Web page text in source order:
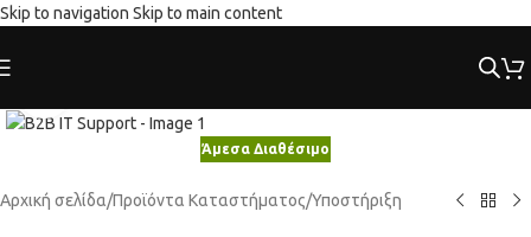
Skip to navigation Skip to main content
Άμεσα Διαθέσιμο
Αρχική σελίδα/Προϊόντα Καταστήματος/Υποστήριξη